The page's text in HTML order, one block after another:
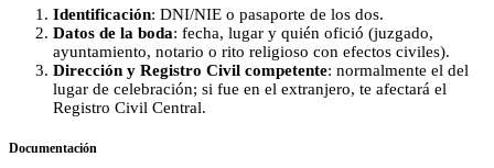
Identificación: DNI/NIE o pasaporte de los dos.
Datos de la boda: fecha, lugar y quién ofició (juzgado,
ayuntamiento, notario o rito religioso con efectos civiles).
Dirección y Registro Civil competente: normalmente el del
lugar de celebración; si fue en el extranjero, te afectará el
Registro Civil Central.
Documentación